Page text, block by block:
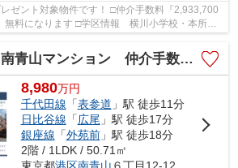
ゼント対象物件です！ □仲介手数料『2,933,700
無料になります □学区情報 横川小学校・本所中
南青山マンション 仲介手数料無料＋50万円現金プレゼント中
8,980万円
千代田線 「表参道 」駅 徒歩11分
日比谷線 「広尾 」駅 徒歩17分
銀座線 「外苑前」駅 徒歩18分
2階 / 1LDK / 50.71㎡